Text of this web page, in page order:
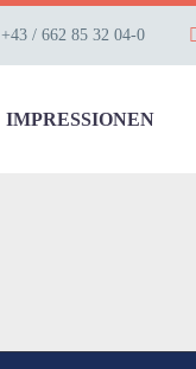
+43 / 662 85 32 04-0
IMPRESSIONEN